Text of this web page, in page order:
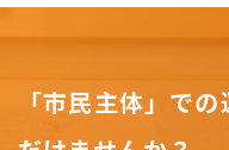
「市民主体」で